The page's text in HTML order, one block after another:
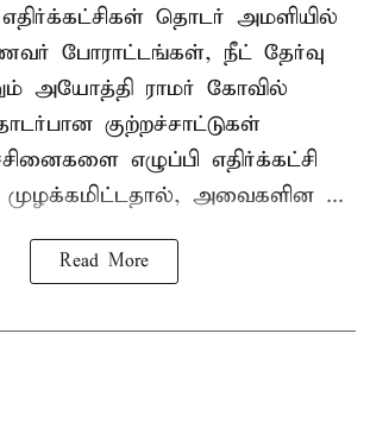
தொடர் அமளியில்
போராட்டங்கள், நீட் தேர்வு
அயோத்தி ராமர் கோவில்
குற்றச்சாட்டுகள்
எழுப்பி எதிர்க்கட்சி
முழக்கமிட்டதால், அவைகளின ...
Read More